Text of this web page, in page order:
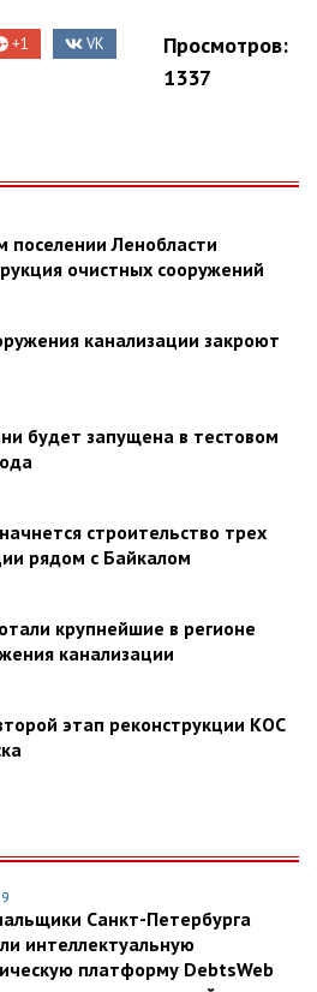
+1 VK
Просмотров:
1337
поселении Ленобласти
очистных сооружений
канализации закроют
будет запущена в тестовом
строительство трех
рядом с Байкалом
крупнейшие в регионе
канализации
этап реконструкции КОС
Санкт-Петербурга
интеллектуальную
платформу DebtsWeb